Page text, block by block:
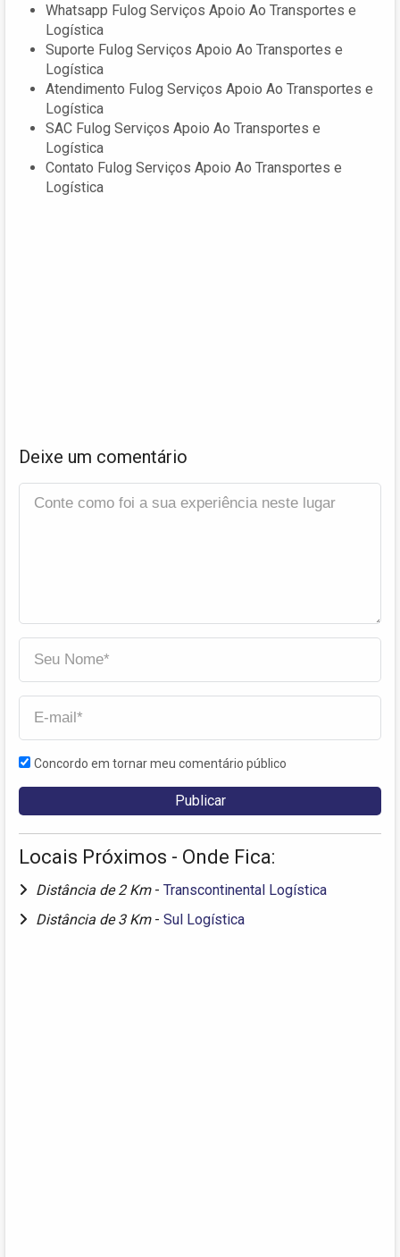
Whatsapp Fulog Serviços Apoio Ao Transportes e
Logística
Suporte Fulog Serviços Apoio Ao Transportes e
Logística
Atendimento Fulog Serviços Apoio Ao Transportes e
Logística
SAC Fulog Serviços Apoio Ao Transportes e
Logística
Contato Fulog Serviços Apoio Ao Transportes e
Logística
Deixe um comentário
Concordo em tornar meu comentário público
Locais Próximos - Onde Fica:
Distância de 2 Km - Transcontinental Logística
Distância de 3 Km - Sul Logística